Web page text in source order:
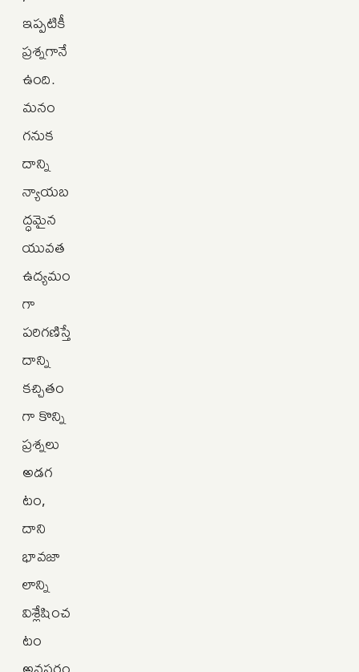
ఇప్పటికీ
ప్రశ్నగానే
ఉంది.
మనం
గనుక
దాన్ని
న్యాయబ
ద్ధమైన
యువత
ఉద్యమం
గా
పరిగణిస్తే
దాన్ని
కచ్చితం
గా కొన్ని
ప్రశ్నలు
అడగ
టం,
దాని
భావజా
లాన్ని
విశ్లేషించ
టం